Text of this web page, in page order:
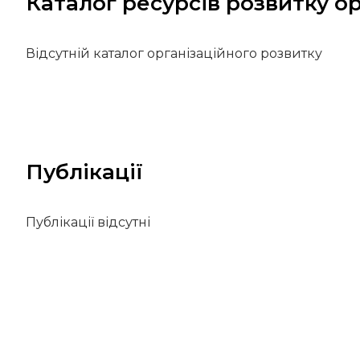
Відсутній каталог організаційного розвитку
Публікації
Публікації відсутні